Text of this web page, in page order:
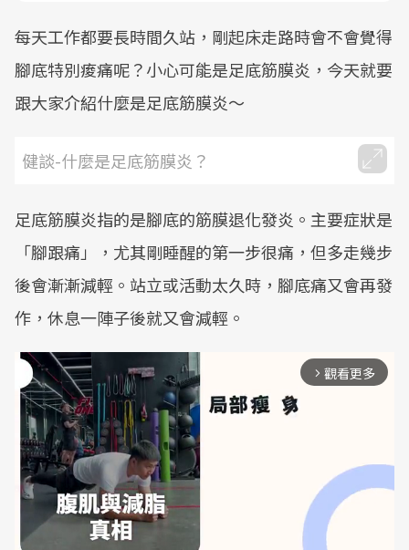
每天工作都要長時間久站，剛起床走路時會不會覺得
腳底特別痠痛呢？小心可能是足底筋膜炎，今天就要
跟大家介紹什麼是足底筋膜炎～
健談-什麼是足底筋膜炎？
足底筋膜炎指的是腳底的筋膜退化發炎。主要症狀是
「腳跟痛」，尤其剛睡醒的第一步很痛，但多走幾步
後會漸漸減輕。站立或活動太久時，腳底痛又會再發
作，休息一陣子後就又會減輕。
arrow_forward_ios 觀看更多